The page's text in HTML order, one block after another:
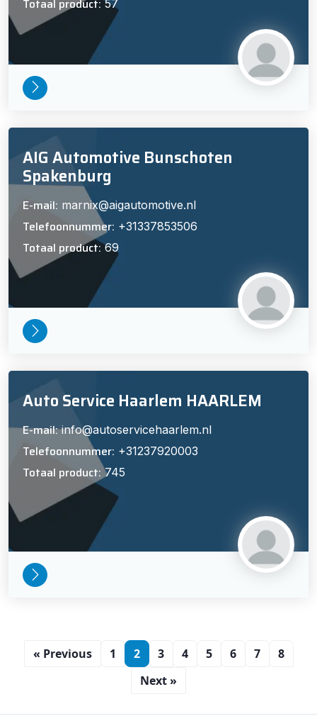
Totaal product: 57
AIG Automotive Bunschoten
Spakenburg
E-mail: marnix@aigautomotive.nl
Telefoonnummer: +31337853506
Totaal product:69
Auto Service Haarlem HAARLEM
E-mail:info@autoservicehaarlem.nl
Telefoonnummer: +31237920003
Totaal product: 745
« Previous 1 2 3 4 5 6 7
8
Next »